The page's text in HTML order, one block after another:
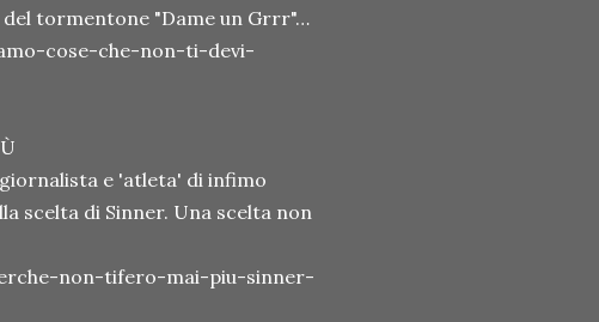
tormentone "Dame un Grrr"…
cose-che-non-ti-devi-
e 'atleta' di infimo
scelta di Sinner. Una scelta non
non-tifero-mai-piu-sinner-